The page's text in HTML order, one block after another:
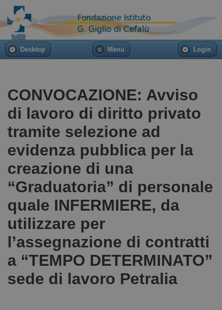
Desktop Menu Login
CONVOCAZIONE: Avviso
di lavoro di diritto privato
tramite selezione ad
evidenza pubblica per la
creazione di una
“Graduatoria” di personale
quale INFERMIERE, da
utilizzare per
l’assegnazione di contratti
a “TEMPO DETERMINATO”
sede di lavoro Petralia